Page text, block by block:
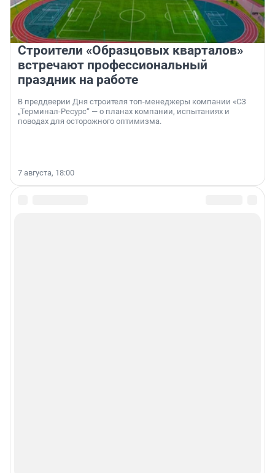
Строители «Образцовых кварталов»
встречают профессиональный
праздник на работе
В преддверии Дня строителя топ-менеджеры компании «СЗ
„Терминал-Ресурс“ — о планах компании, испытаниях и
поводах для осторожного оптимизма.
7 августа, 18:00